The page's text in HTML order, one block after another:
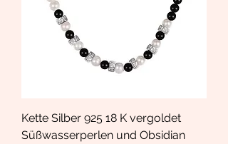
Kette Silber 925 18 K vergoldet
Süßwasserperlen und Obsidian